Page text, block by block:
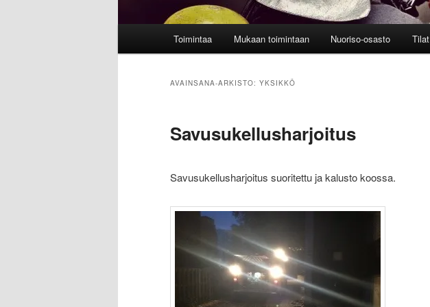
Toimintaa Mukaan toimintaan Nuoriso-osasto
AVAINSANA-ARKISTO: YKSIKKÖ
Savusukellusharjoitus
Savusukellusharjoitus suoritettu ja kalusto koossa.